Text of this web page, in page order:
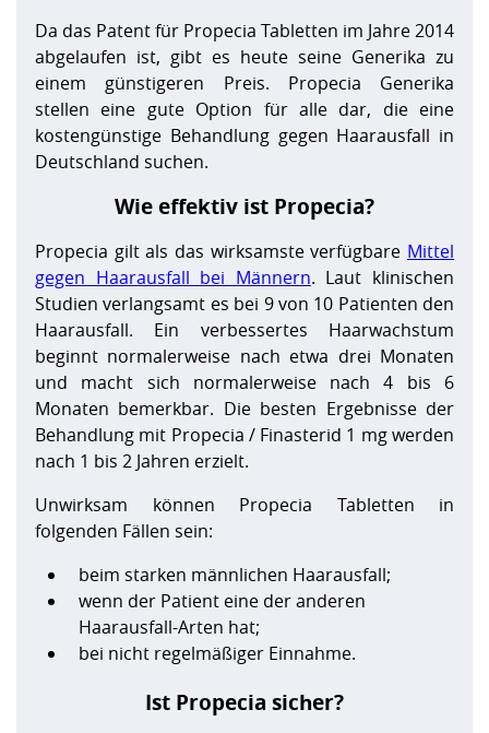
Da das Patent für Propecia Tabletten im Jahre 2014
abgelaufen ist, gibt es heute seine Generika zu
einem günstigeren Preis. Propecia Generika
stellen eine gute Option für alle dar, die eine
kostengünstige Behandlung gegen Haarausfall in
Deutschland suchen.
Wie effektiv ist Propecia?
Propecia gilt als das wirksamste verfügbare Mittel
gegen Haarausfall bei Männern. Laut klinischen
Studien verlangsamt es bei 9 von 10 Patienten den
Haarausfall. Ein verbessertes Haarwachstum
beginnt normalerweise nach etwa drei Monaten
und macht sich normalerweise nach 4 bis 6
Monaten bemerkbar. Die besten Ergebnisse der
Behandlung mit Propecia / Finasterid 1 mg werden
nach 1 bis 2 Jahren erzielt.
Unwirksam können Propecia Tabletten in
folgenden Fällen sein:
beim starken männlichen Haarausfall;
wenn der Patient eine der anderen
Haarausfall-Arten hat;
bei nicht regelmäßiger Einnahme.
Ist Propecia sicher?